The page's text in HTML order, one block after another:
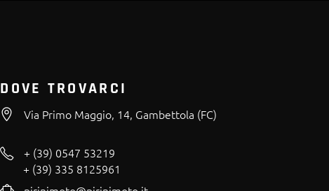
DOVE TROVARCI
Via Primo Maggio, 14, Gambettola (FC)
+ (39) 0547 53219
+ (39) 335 8125961